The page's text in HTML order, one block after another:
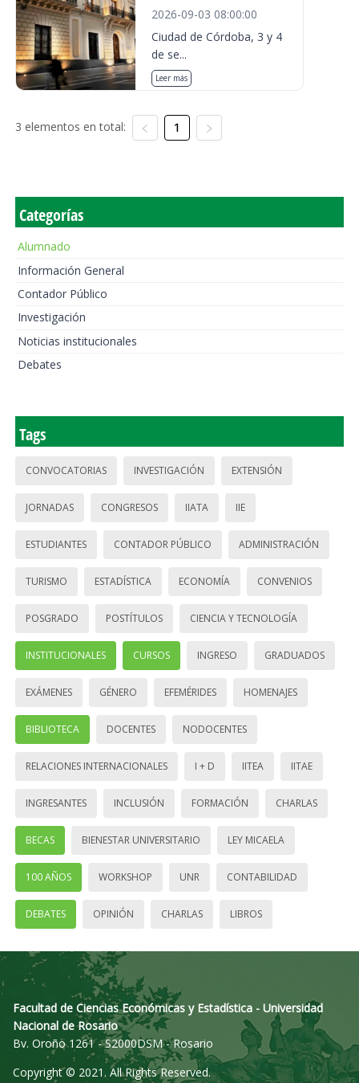
2026-09-03 08:00:00
Ciudad de Córdoba, 3 y 4
de se...
Leer más
3 elementos en total: 1
Categorías
Alumnado
Información General
Contador Público
Investigación
Noticias institucionales
Debates
Tags
CONVOCATORIAS INVESTIGACIÓN EXTENSIÓN
JORNADAS CONGRESOS IIATA IIE
ESTUDIANTES CONTADOR PÚBLICO ADMINISTRACIÓN
TURISMO ESTADÍSTICA ECONOMÍA CONVENIOS
POSGRADO POSTÍTULOS CIENCIA Y TECNOLOGÍA
INSTITUCIONALES CURSOS INGRESO GRADUADOS
EXÁMENES GÉNERO EFEMÉRIDES HOMENAJES
BIBLIOTECA DOCENTES NODOCENTES
RELACIONES INTERNACIONALES I + D IITEA IITAE
INGRESANTES INCLUSIÓN FORMACIÓN CHARLAS
BECAS BIENESTAR UNIVERSITARIO LEY MICAELA
100 AÑOS WORKSHOP UNR CONTABILIDAD
DEBATES OPINIÓN CHARLAS LIBROS
Facultad de Ciencias Económicas y Estadística - Universidad
Nacional de Rosario
Bv. Oroño 1261 - S2000DSM - Rosario
Copyright © 2021. All Rights Reserved.